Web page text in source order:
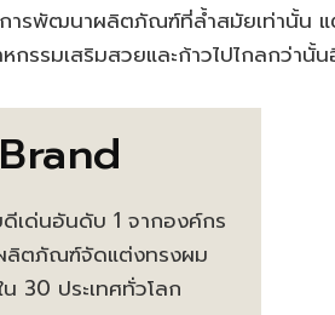
การพัฒนาผลิตภัณฑ์ที่ล้ำสมัยเท่านั้น
กรรมเสริมสวยและก้าวไปไกลกว่านั้
เด่นอันดับ 1 จากองค์กร
ลิตภัณฑ์จัดแต่งทรงผม
30 ประเทศทั่วโลก